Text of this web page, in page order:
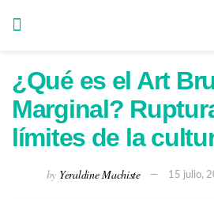
¿Qué es el Art
Marginal?
límites de la
by Yeraldine Machiste 15 julio,